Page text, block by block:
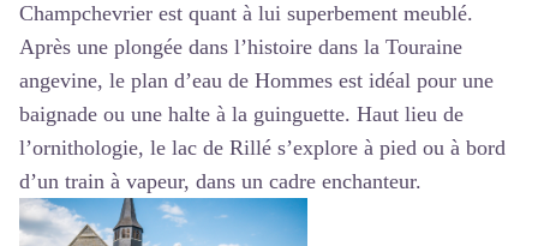
Champchevrier est quant à lui superbement meublé.
Après une plongée dans l’histoire dans la Touraine
angevine, le plan d’eau de Hommes est idéal pour une
baignade ou une halte à la guinguette. Haut lieu de
l’ornithologie, le lac de Rillé s’explore à pied ou à bord
d’un train à vapeur, dans un cadre enchanteur.